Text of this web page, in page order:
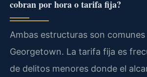
cobran por hora o tarifa fija?
Ambas estructuras son comunes
Georgetown. La tarifa fija es
de delitos menores donde el